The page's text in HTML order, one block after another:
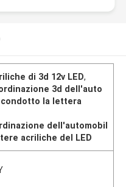
di 3d 12v LED,
3d dell'auto
condotto la lettera
dell'automobil
acriliche del LED